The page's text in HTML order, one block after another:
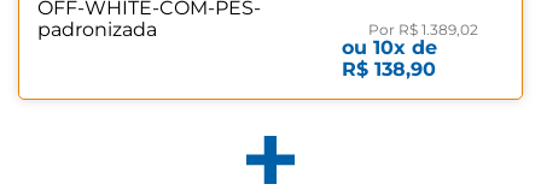
Gavetas
Cinamomo/Off
White
Por R$ 1.389,02
ou10x de
R$ 138,90